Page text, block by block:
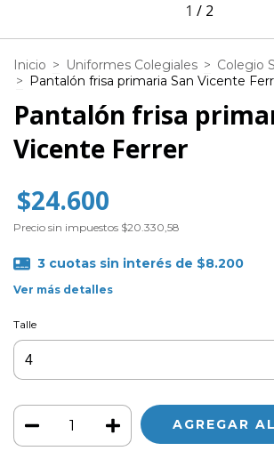
1 / 2
Inicio > Uniformes Colegiales > Colegio
> Pantalón frisa primaria San Vicente
Pantalón frisa
Vicente Ferrer
$24.600
Precio sin impuestos $20.330,58
3 cuotas sin interés de $8.200
Ver más detalles
Talle